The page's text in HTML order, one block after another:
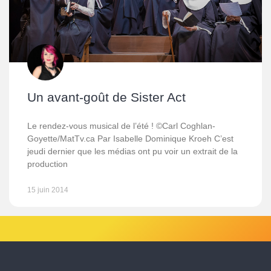
Un avant-goût de Sister Act
Le rendez-vous musical de l’été ! ©Carl Coghlan-
Goyette/MatTv.ca Par Isabelle Dominique Kroeh C’est
jeudi dernier que les médias ont pu voir un extrait de la
production
15 juin 2014